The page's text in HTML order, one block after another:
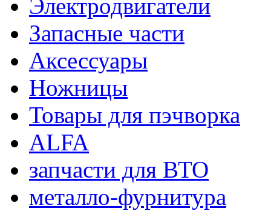
Электродвигатели
Запасные части
Аксессуары
Ножницы
Товары для пэчворка
ALFA
запчасти для ВТО
металло-фурнитура